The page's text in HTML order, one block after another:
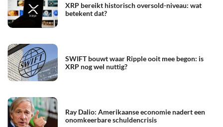
XRP bereikt historisch oversold-niveau: wat
betekent dat?
SWIFT bouwt waar Ripple ooit mee begon: is
XRP nog wel nuttig?
Ray Dalio: Amerikaanse economie nadert een
onomkeerbare schuldencrisis